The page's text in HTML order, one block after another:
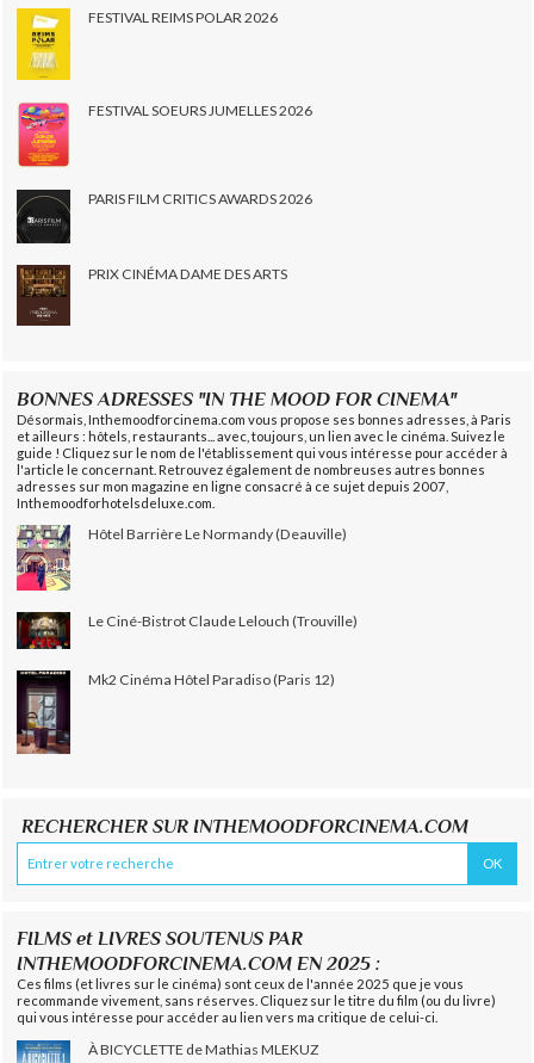
FESTIVAL REIMS POLAR 2026
FESTIVAL SOEURS JUMELLES 2026
PARIS FILM CRITICS AWARDS 2026
PRIX CINÉMA DAME DES ARTS
BONNES ADRESSES "IN THE MOOD FOR CINEMA"
Désormais, Inthemoodforcinema.com vous propose ses bonnes adresses, à Paris
et ailleurs : hôtels, restaurants... avec, toujours, un lien avec le cinéma. Suivez le
guide ! Cliquez sur le nom de l'établissement qui vous intéresse pour accéder à
l'article le concernant. Retrouvez également de nombreuses autres bonnes
adresses sur mon magazine en ligne consacré à ce sujet depuis 2007,
Inthemoodforhotelsdeluxe.com.
Hôtel Barrière Le Normandy (Deauville)
Le Ciné-Bistrot Claude Lelouch (Trouville)
Mk2 Cinéma Hôtel Paradiso (Paris 12)
RECHERCHER SUR INTHEMOODFORCINEMA.COM
FILMS et LIVRES SOUTENUS PAR
INTHEMOODFORCINEMA.COM EN 2025 :
Ces films (et livres sur le cinéma) sont ceux de l'année 2025 que je vous
recommande vivement, sans réserves. Cliquez sur le titre du film (ou du livre)
qui vous intéresse pour accéder au lien vers ma critique de celui-ci.
À BICYCLETTE de Mathias MLEKUZ